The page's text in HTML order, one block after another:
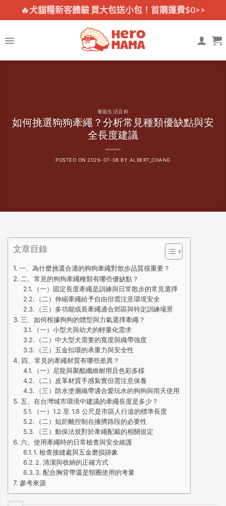
🔥犬貓糧新客體驗 買大包送小包！首購運費$0>>
養寵生活百科
如何挑選狗狗牽繩？分析常見種類優缺點與安
全長度建議
POSTED ON2026-07-08 BY ALBERT_CHANG
文章目錄
一、為什麼挑選合適的狗狗牽繩對散步品質很重要？
二、常見的狗狗牽繩種類有哪些優缺點？
（一）固定長度牽繩是訓練與日常散步的常見選擇
（二）伸縮牽繩給予自由但需注意環境安全
（三）多功能或長牽繩適合郊區與特定訓練場景
三、如何根據狗狗的體型與力氣選擇牽繩？
（一）小型犬與幼犬的輕量化需求
（二）中大型犬需要的寬度與織帶強度
（三）五金扣環的承重力與安全性
四、常見的牽繩材質有哪些差異？
（一）尼龍與聚酯纖維耐用且色彩多樣
（二）皮革材質手感紮實但需注意保養
（三）防水塗層織帶適合愛玩水的狗狗與雨天使用
五、在台灣城市環境中建議的牽繩長度是多少？
（一）1.2 至 1.8 公尺是市區人行道的標準長度
（二）短距離控制在擁擠路段的必要性
（三）動保法規對於牽繩配戴的相關規定
六、使用牽繩時的日常檢查與安全維護
1. 檢查接縫處與五金磨損跡象
2. 清潔與收納的正確方式
3. 配合胸背帶還是頸圈使用的考量
參考來源